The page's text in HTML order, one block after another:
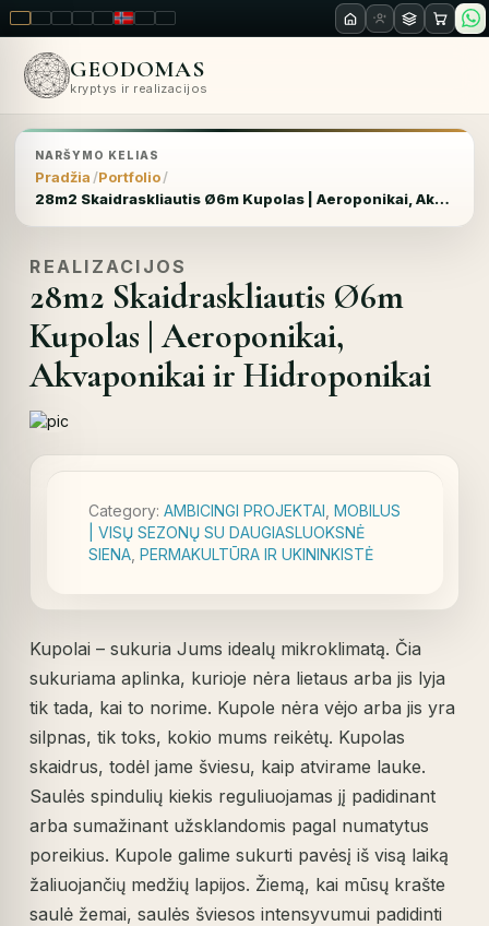
LT ENPL FR RUNOSKRO
GEODOMAS
kryptys ir realizacijos
NARŠYMO KELIAS
Pradžia Portfolio
28m2 Skaidraskliautis Ø6m Kupolas | Aeroponikai, Akvaponikai ir Hidroponikai
REALIZACIJOS
28m2 Skaidraskliautis Ø6m
Kupolas | Aeroponikai,
Akvaponikai ir Hidroponikai
Category:AMBICINGI PROJEKTAI ,MOBILUS
| VISŲ SEZONŲ SU DAUGIASLUOKSNĖ
SIENA ,PERMAKULTŪRA IR UKININKISTĖ
Kupolai – sukuria Jums idealų mikroklimatą. Čia
sukuriama aplinka, kurioje nėra lietaus arba jis lyja
tik tada, kai to norime. Kupole nėra vėjo arba jis yra
silpnas, tik toks, kokio mums reikėtų. Kupolas
skaidrus, todėl jame šviesu, kaip atvirame lauke.
Saulės spindulių kiekis reguliuojamas jį padidinant
arba sumažinant užsklandomis pagal numatytus
poreikius. Kupole galime sukurti pavėsį iš visą laiką
žaliuojančių medžių lapijos. Žiemą, kai mūsų krašte
saulė žemai, saulės šviesos intensyvumui padidinti